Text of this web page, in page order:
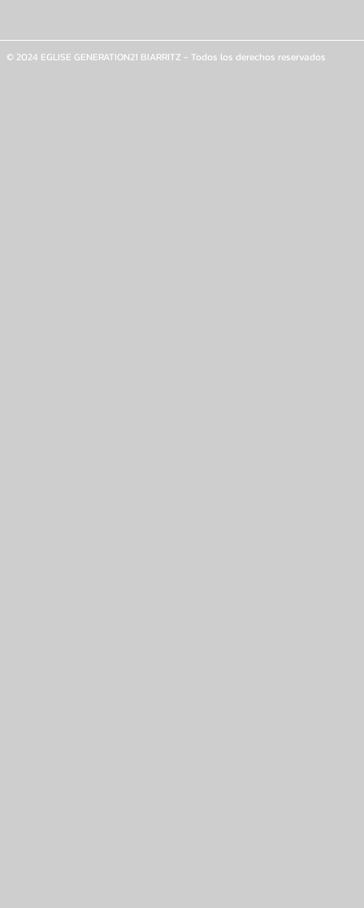
© 2024 EGLISE GENERATION21 BIARRITZ - Todos los derechos reservados